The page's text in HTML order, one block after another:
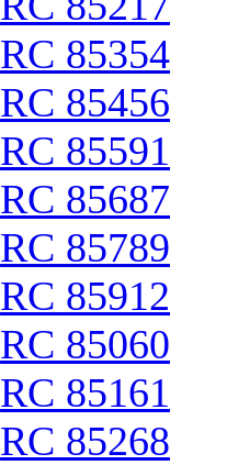
RC 85354
RC 85456
RC 85591
RC 85687
RC 85789
RC 85912
RC 85060
RC 85161
RC 85268